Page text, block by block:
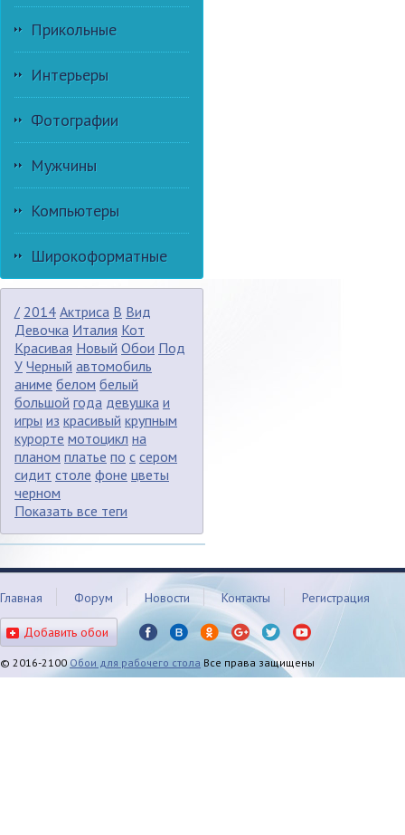
Прикольные
Интерьеры
Фотографии
Мужчины
Компьютеры
Широкоформатные
/ 2014 Актриса В Вид
Девочка Италия Кот
Красивая Новый Обои Под
У Черный автомобиль
аниме белом белый
большой года девушка и
игры из красивый крупным
курорте мотоцикл на
планом платье по с сером
сидит столе фоне цветы
черном
Показать все теги
Главная Форум Новости Контакты Регистрация
Добавить обои
© 2016-2100Обои для рабочего стола Все права защищены